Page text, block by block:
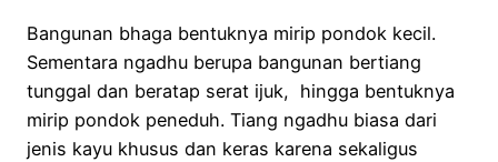
Bangunan bhaga bentuknya mirip pondok kecil.
Sementara ngadhu berupa bangunan bertiang
tunggal dan beratap serat ijuk, hingga bentuknya
mirip pondok peneduh. Tiang ngadhu biasa dari
jenis kayu khusus dan keras karena sekaligus